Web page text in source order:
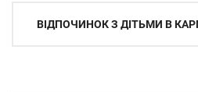
Навігація
ВІДПОЧИНОК З ДІТЬМИ В